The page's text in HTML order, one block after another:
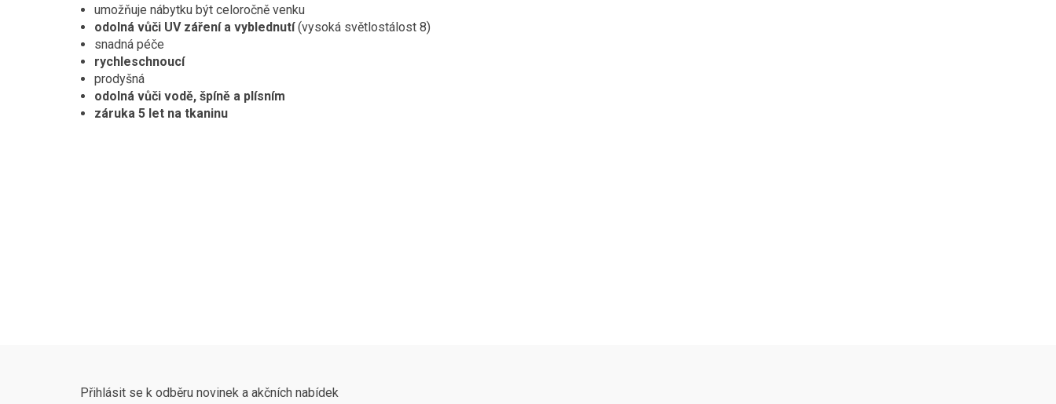
umožňuje nábytku být celoročně venku
odolná vůči UV záření a vyblednutí(vysoká světlostálost 8)
snadná péče
rychleschnoucí
prodyšná
odolná vůči vodě, špíně a plísním
záruka 5 let na tkaninu
Přihlásit se k odběru novinek a akčních nabídek